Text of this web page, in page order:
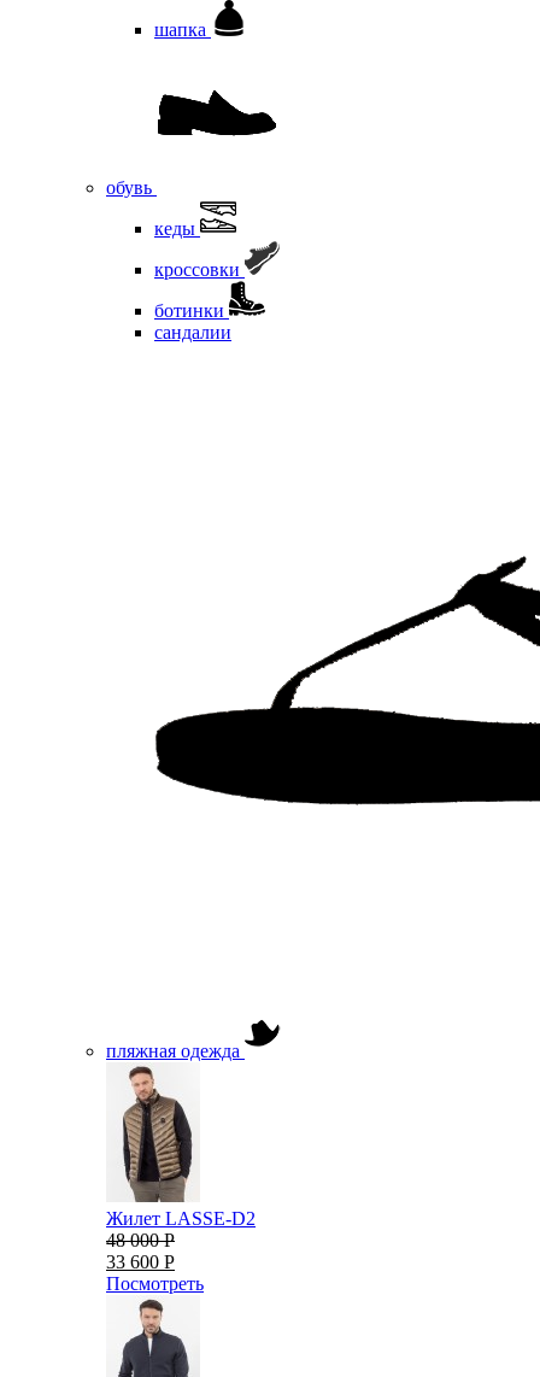
шапка
обувь
кеды
кроссовки
ботинки
сандалии
пляжная одежда
Жилет LASSE-D2
48 000 Р
33 600 Р
Посмотреть